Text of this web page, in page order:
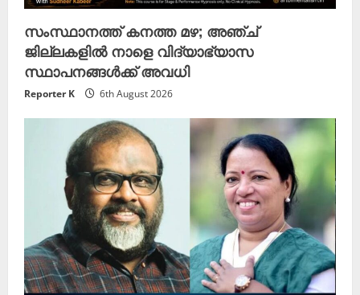
സംസ്ഥാനത്ത് കനത്ത മഴ; അഞ്ച്
ജില്ലകളിൽ നാളെ വിദ്യാഭ്യാസ
സ്ഥാപനങ്ങൾക്ക് അവധി
Reporter K 6th August 2026